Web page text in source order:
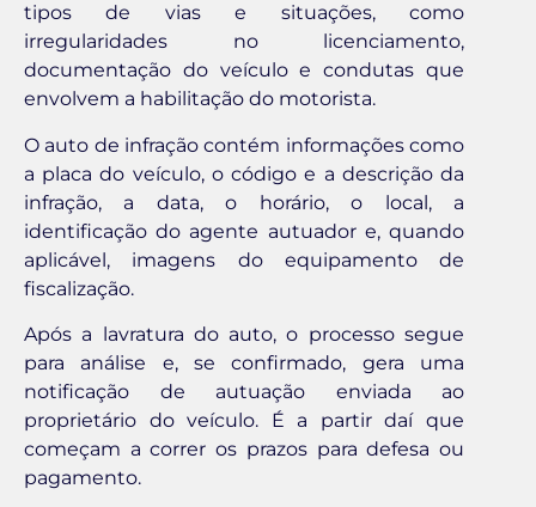
tipos de vias e situações, como
irregularidades no licenciamento,
documentação do veículo e condutas que
envolvem a habilitação do motorista.
O auto de infração contém informações como
a placa do veículo, o código e a descrição da
infração, a data, o horário, o local, a
identificação do agente autuador e, quando
aplicável, imagens do equipamento de
fiscalização.
Após a lavratura do auto, o processo segue
para análise e, se confirmado, gera uma
notificação de autuação enviada ao
proprietário do veículo. É a partir daí que
começam a correr os prazos para defesa ou
pagamento.